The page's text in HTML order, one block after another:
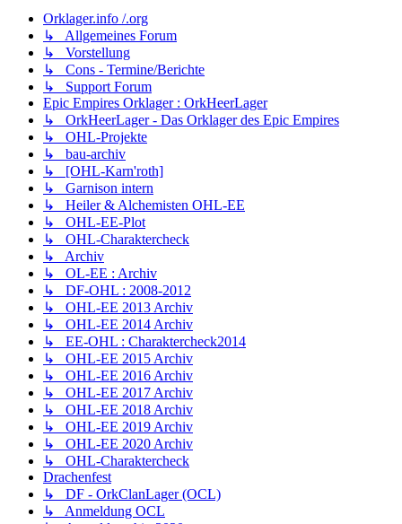
Orklager.info /.org
↳ Allgemeines Forum
↳ Vorstellung
↳ Cons - Termine/Berichte
↳ Support Forum
Epic Empires Orklager : OrkHeerLager
↳ OrkHeerLager - Das Orklager des Epic Empires
↳ OHL-Projekte
↳ bau-archiv
↳ [OHL-Karn'roth]
↳ Garnison intern
↳ Heiler & Alchemisten OHL-EE
↳ OHL-EE-Plot
↳ OHL-Charaktercheck
↳ Archiv
↳ OL-EE : Archiv
↳ DF-OHL : 2008-2012
↳ OHL-EE 2013 Archiv
↳ OHL-EE 2014 Archiv
↳ EE-OHL : Charaktercheck2014
↳ OHL-EE 2015 Archiv
↳ OHL-EE 2016 Archiv
↳ OHL-EE 2017 Archiv
↳ OHL-EE 2018 Archiv
↳ OHL-EE 2019 Archiv
↳ OHL-EE 2020 Archiv
↳ OHL-Charaktercheck
Drachenfest
↳ DF - OrkClanLager (OCL)
↳ Anmeldung OCL